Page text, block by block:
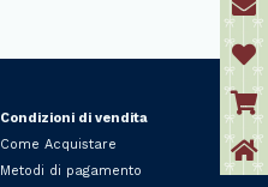
Condizioni di vendita
Come Acquistare
Metodi di pagamento